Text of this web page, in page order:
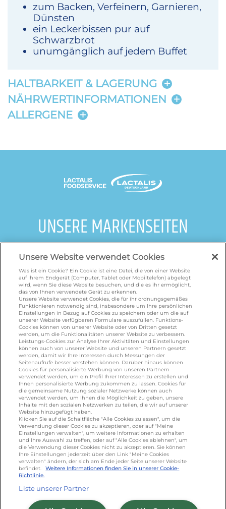
zum Backen, Verfeinern, Garnieren,
Dünsten
ein Leckerbissen pur auf
Schwarzbrot
unumgänglich auf jedem Buffet
HALTBARKEIT & LAGERUNG
NÄHRWERTINFORMATIONEN
ALLERGENE
UNSERE MARKENSEITEN
galbani.de / leerdammer.de /president.de
/
salakis.de/frankenland.com
omiramilch.de/minusl.de
KONTAKT
foodservice.info@de.lactalis.com
Lactalis Deutschland GmbH - Tel: +49 (0)751
887 366 /lactalis.de
Omira Bodenseemilch GmbH - Tel: +49
(0)751 887 366 /omira.de
Cookie Richtlinie/Sitemap/Datenschutz
Unsere Website verwendet Cookies
Was ist ein Cookie? Ein Cookie ist eine Datei, die von einer Website
auf Ihrem Endgerät (Computer, Tablet oder Mobiltelefon) abgelegt
wird, wenn Sie diese Website besuchen, und die es ihr ermöglicht,
das von Ihnen verwendete Gerät zu erkennen.
Unsere Website verwendet Cookies, die für ihr ordnungsgemäßes
Funktionieren notwendig sind, insbesondere um Ihre persönlichen
Einstellungen in Bezug auf Cookies zu speichern oder um die auf
unserer Website verfügbaren Formulare auszufüllen. Funktions-
Cookies können von unserer Website oder von Dritten gesetzt
werden, um die Funktionalitäten unserer Website zu verbessern.
Leistungs-Cookies zur Analyse Ihrer Aktivitäten und Einstellungen
können auch von unserer Website und unseren Partnern gesetzt
werden, damit wir Ihre Interessen durch Messungen der
Seitenaufrufe besser verstehen können. Darüber hinaus können
Cookies für personalisierte Werbung von unseren Partnern
verwendet werden, um ein Profil Ihrer Interessen zu erstellen und
Ihnen personalisierte Werbung zukommen zu lassen. Cookies für
die gemeinsame Nutzung sozialer Netzwerke können auch
verwendet werden, um Ihnen die Möglichkeit zu geben, unsere
Inhalte mit den sozialen Netzwerken zu teilen, die wir auf unserer
Website hinzugefügt haben.
Klicken Sie auf die Schaltfläche "Alle Cookies zulassen", um die
Verwendung dieser Cookies zu akzeptieren, oder auf "Meine
Einstellungen verwalten", um weitere Informationen zu erhalten
und Ihre Auswahl zu treffen, oder auf "Alle Cookies ablehnen", um
die Verwendung dieser Cookies nicht zu akzeptieren. Sie können
Ihre Einstellungen jederzeit über den Link "Meine Cookies
verwalten" ändern, der sich am Ende jeder Seite unserer Website
befindet.
Weitere Informationen finden Sie in unserer Cookie-
Richtlinie.
Liste unserer Partner